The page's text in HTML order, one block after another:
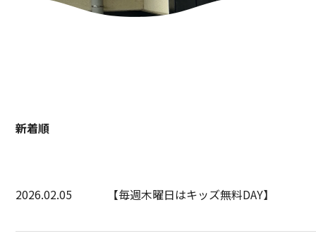
新着順
2026.02.05 【毎週木曜日はキッズ無料DAY】